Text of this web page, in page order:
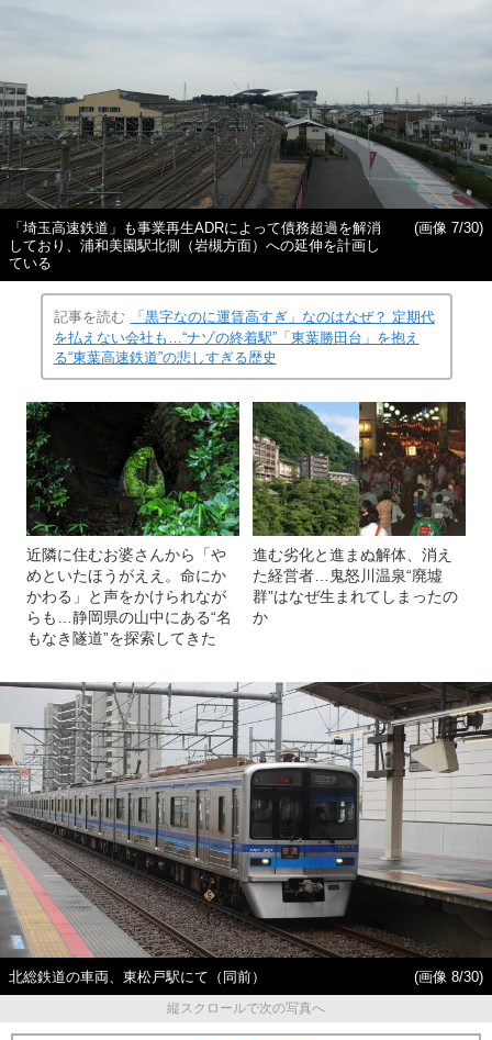
「埼玉高速鉄道」も事業再生ADRによって債務超過を解消
しており、浦和美園駅北側（岩槻方面）への延伸を計画し
ている
(画像 7/30)
記事を読む
「黒字なのに運賃高すぎ」なのはなぜ？ 定期代
を払えない会社も…“ナゾの終着駅”「東葉勝田台」を抱え
る“東葉高速鉄道”の悲しすぎる歴史
近隣に住むお婆さんから「や
めといたほうがええ。命にか
かわる」と声をかけられなが
らも…静岡県の山中にある“名
もなき隧道”を探索してきた
進む劣化と進まぬ解体、消え
た経営者…鬼怒川温泉“廃墟
群”はなぜ生まれてしまったの
か
北総鉄道の車両、東松戸駅にて（同前）
(画像 8/30)
縦スクロールで次の写真へ